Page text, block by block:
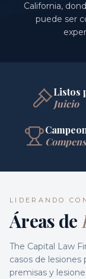
California,
puede ser
Listos
Juicio
LIDERANDO
Áreas de
The Capital Law
casos de
premisas y